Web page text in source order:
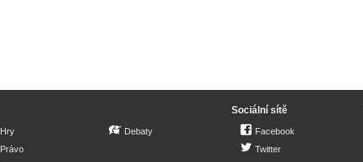
Hry
Právo
Debaty
Sociální sítě
Facebook
Twitter